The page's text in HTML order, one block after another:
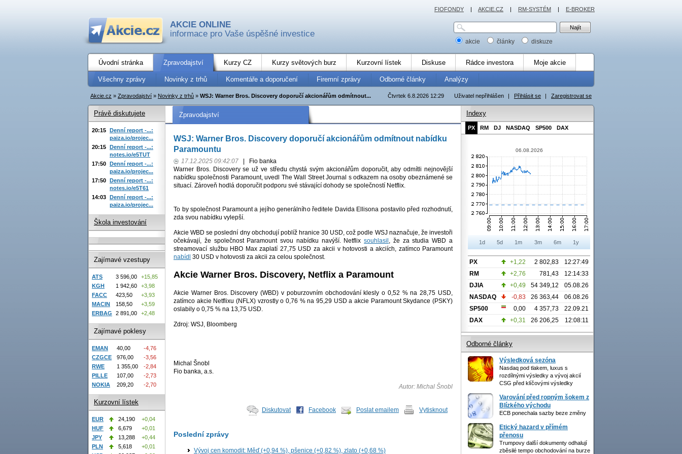
AKCIE ONLINE
informace pro Vaše úspěšné investice
akcie články diskuze
Úvodní stránka Zpravodajství Kurzy CZ Kurzy světových burz Kurzovní lístek Diskuse Rádce investora Moje akcie
Všechny zprávy Novinky z trhů Komentáře a doporučení Firemní zprávy Odborné články Analýzy
Uživatel nepřihlášen | Přihlásit se | Zaregistrovat se
Čtvrtek 6.8.2026 12:29
Akcie.cz » Zpravodajství » Novinky z trhů » WSJ: Warner Bros. Discovery doporučí akcionářům odmítnout...
Zpravodajství
WSJ: Warner Bros. Discovery doporučí akcionářům odmítnout nabídku
Paramountu
17.12.2025 09:42:07
Fio banka
Warner Bros. Discovery se už ve středu chystá svým akcionářům doporučit, aby odmítli nejnovější
nabídku společnosti Paramount, uvedl The Wall Street Journal s odkazem na osoby obeznámené se
situací. Zároveň hodlá doporučit podporu své stávající dohody se společností Netflix.
To by společnost Paramount a jejího generálního ředitele Davida Ellisona postavilo před rozhodnutí,
zda svou nabídku vylepší.
Akcie WBD se poslední dny obchodují poblíž hranice 30 USD, což podle WSJ naznačuje, že investoři
očekávají, že společnost Paramount svou nabídku navýší. Netflixsouhlasil , že za studia WBD a
streamovací službu HBO Max zaplatí 27,75 USD za akcii v hotovosti a akciích, zatímco Paramount
nabídl 30 USD v hotovosti za akcii za celou společnost.
Akcie Warner Bros. Discovery, Netflix a Paramount
Akcie Warner Bros. Discovery (WBD) v poburzovním obchodování klesly o 0,52 % na 28,75 USD,
zatímco akcie Netflixu (NFLX) vzrostly o 0,76 % na 95,29 USD a akcie Paramount Skydance (PSKY)
oslabily o 0,75 % na 13,75 USD.
Zdroj: WSJ, Bloomberg
Michal Šnobl
Fio banka, a.s.
Autor: Michal Šnobl
Diskutovat Facebook Poslat emailem Vytisknout
Poslední zprávy
Vývoj cen komodit: Měď (+0,94 %), pšenice (+0,82 %), zlato (+0,68 %)
Právě diskutujete
20:15 Denní report -...:
paiza.io/projec...
20:15 Denní report -...:
notes.io/e5TUT
17:50 Denní report -...:
paiza.io/projec...
17:50 Denní report -...:
notes.io/e5T61
14:03 Denní report -...:
paiza.io/projec...
Škola investování
Zajímavé vzestupy
ATS 3 596,00
+15,85
KGH
1 942,60
+3,98
FACC
423,50
+3,93
MACIN
158,50
+3,59
ERBAG
2 891,00 +2,48
Zajímavé poklesy
EMAN 40,00
-4,76
CZGCE
976,00
-3,56
RWE
1 355,00
-2,84
PILLE
107,00
-2,73
NOKIA
209,20 -2,70
Kurzovní lístek
EUR 24,190
+0,04
HUF
6,679
+0,01
JPY
13,288
+0,44
PLN
5,618
+0,01
Indexy
PX RM DJ NASDAQ SP500 DAX
06.08.2026
1d 5d 1m 3m 6m 1y
PX +1,22 2 802,83
12:27:49
RM
+2,76 781,43
12:14:33
DJIA
+0,49 54 349,12
05.08.26
NASDAQ
-0,83 26 363,44
06.08.26
SP500
0,00 4 357,73
22.09.21
DAX
+0,31 26 206,25 12:08:11
Odborné články
Výsledková sezóna
Nasdaq pod tlakem, luxus s
rozdílnými výsledky a vývoj akcií
CSG před klíčovými výsledky
Varování před ropným šokem z
Blízkého východu
ECB ponechala sazby beze změny
Etický hazard v přímém
přenosu
Trumpovy další dokumenty odhalují
zběsilé tempo obchodování na burze
FIOFONDY | AKCIE.CZ | RM-SYSTÉM | E-BROKER